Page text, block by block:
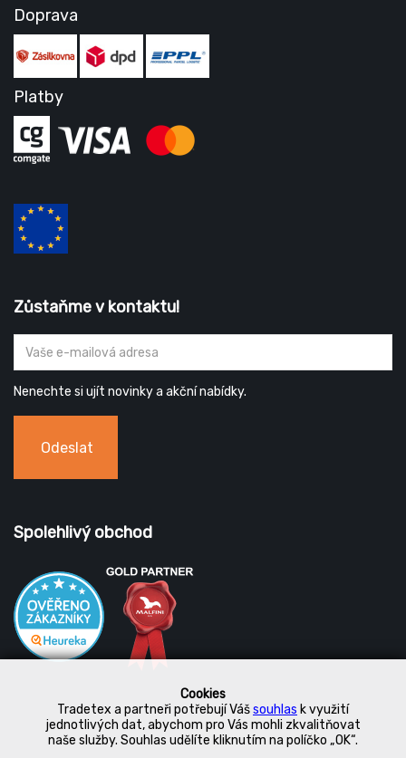
Cookies
Tradetex a partneři potřebují Vášsouhlas k využití
jednotlivých dat, abychom pro Vás mohli zkvalitňovat
naše služby. Souhlas udělíte kliknutím na políčko „OK“.
Doprava
Platby
Zůstaňme v kontaktu!
Nenechte si ujít novinky a akční nabídky.
Odeslat
Spolehlivý obchod